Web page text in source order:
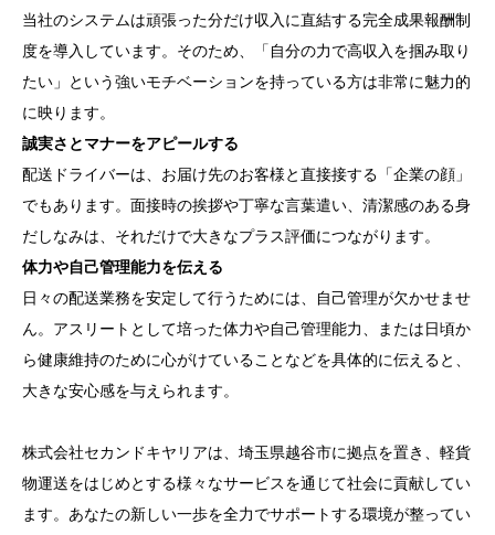
当社のシステムは頑張った分だけ収入に直結する完全成果報酬制
度を導入しています。そのため、「自分の力で高収入を掴み取り
たい」という強いモチベーションを持っている方は非常に魅力的
に映ります。
誠実さとマナーをアピールする
配送ドライバーは、お届け先のお客様と直接接する「企業の顔」
でもあります。面接時の挨拶や丁寧な言葉遣い、清潔感のある身
だしなみは、それだけで大きなプラス評価につながります。
体力や自己管理能力を伝える
日々の配送業務を安定して行うためには、自己管理が欠かせませ
ん。アスリートとして培った体力や自己管理能力、または日頃か
ら健康維持のために心がけていることなどを具体的に伝えると、
大きな安心感を与えられます。
株式会社セカンドキヤリアは、埼玉県越谷市に拠点を置き、軽貨
物運送をはじめとする様々なサービスを通じて社会に貢献してい
ます。あなたの新しい一歩を全力でサポートする環境が整ってい